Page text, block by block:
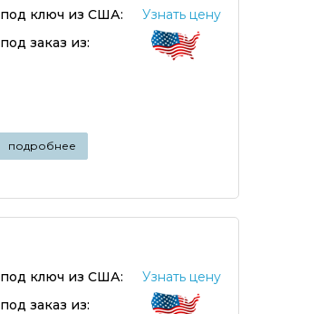
под ключ из США:
Узнать цену
под заказ из:
подробнее
под ключ из США:
Узнать цену
под заказ из: